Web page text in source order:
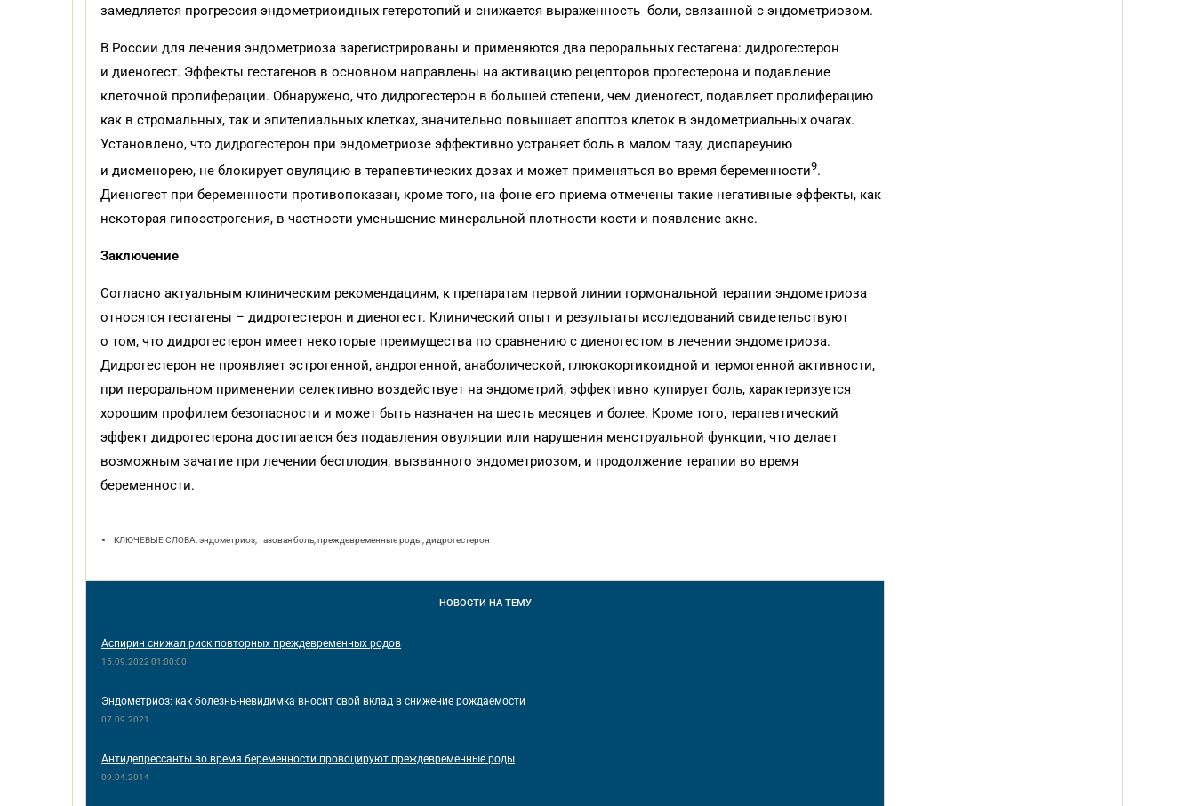
замедляется прогрессия эндометриоидных гетеротопий и снижается выраженность боли, связанной с эндометриозом.
В России для лечения эндометриоза зарегистрированы и применяются два пероральных гестагена: дидрогестерон
и диеногест. Эффекты гестагенов в основном направлены на активацию рецепторов прогестерона и подавление
клеточной пролиферации. Обнаружено, что дидрогестерон в большей степени, чем диеногест, подавляет пролиферацию
как в стромальных, так и эпителиальных клетках, значительно повышает апоптоз клеток в эндометриальных очагах.
Установлено, что дидрогестерон при эндометриозе эффективно устраняет боль в малом тазу, диспареунию
и дисменорею, не блокирует овуляцию в терапевтических дозах и может применяться во время беременности9.
Диеногест при беременности противопоказан, кроме того, на фоне его приема отмечены такие негативные эффекты, как
некоторая гипоэстрогения, в частности уменьшение минеральной плотности кости и появление акне.
Заключение
Согласно актуальным клиническим рекомендациям, к препаратам первой линии гормональной терапии эндометриоза
относятся гестагены – дидрогестерон и диеногест. Клинический опыт и результаты исследований свидетельствуют
о том, что дидрогестерон имеет некоторые преимущества по сравнению с диеногестом в лечении эндометриоза.
Дидрогестерон не проявляет эстрогенной, андрогенной, анаболической, глюкокортикоидной и термогенной активности,
при пероральном применении селективно воздействует на эндометрий, эффективно купирует боль, характеризуется
хорошим профилем безопасности и может быть назначен на шесть месяцев и более. Кроме того, терапевтический
эффект дидрогестерона достигается без подавления овуляции или нарушения менструальной функции, что делает
возможным зачатие при лечении бесплодия, вызванного эндометриозом, и продолжение терапии во время
беременности.
КЛЮЧЕВЫЕ СЛОВА: эндометриоз, тазовая боль, преждевременные роды, дидрогестерон
НОВОСТИ НА ТЕМУ
Аспирин снижал риск повторных преждевременных родов
15.09.2022 01:00:00
Эндометриоз: как болезнь-невидимка вносит свой вклад в снижение рождаемости
07.09.2021
Антидепрессанты во время беременности провоцируют преждевременные роды
09.04.2014